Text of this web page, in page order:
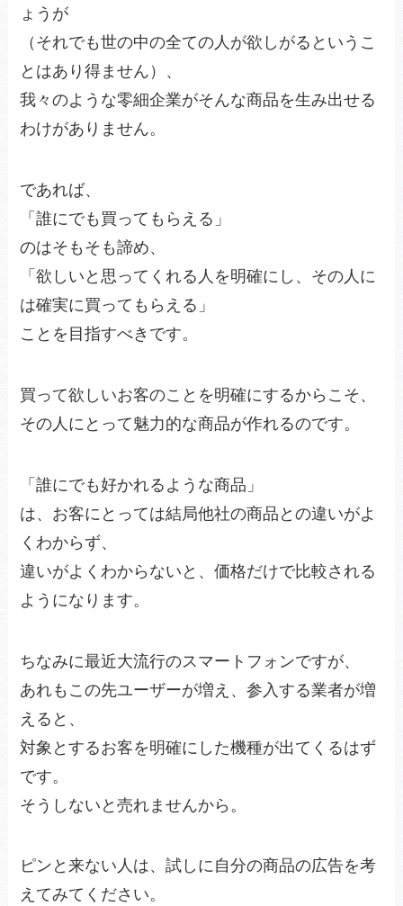
ょうが
（それでも世の中の全ての人が欲しがるというこ
とはあり得ません）、
我々のような零細企業がそんな商品を生み出せる
わけがありません。
であれば、
「誰にでも買ってもらえる」
のはそもそも諦め、
「欲しいと思ってくれる人を明確にし、その人に
は確実に買ってもらえる」
ことを目指すべきです。
買って欲しいお客のことを明確にするからこそ、
その人にとって魅力的な商品が作れるのです。
「誰にでも好かれるような商品」
は、お客にとっては結局他社の商品との違いがよ
くわからず、
違いがよくわからないと、価格だけで比較される
ようになります。
ちなみに最近大流行のスマートフォンですが、
あれもこの先ユーザーが増え、参入する業者が増
えると、
対象とするお客を明確にした機種が出てくるはず
です。
そうしないと売れませんから。
ピンと来ない人は、試しに自分の商品の広告を考
えてみてください。